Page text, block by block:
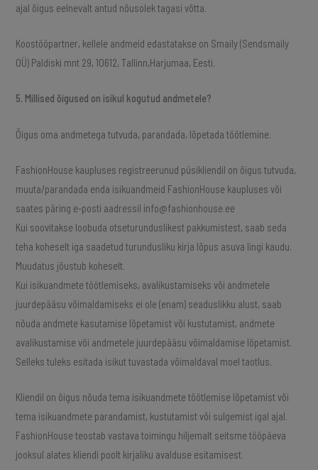
ajal õigus eelnevalt antud nõusolek tagasi võtta.
Koostööpartner, kellele andmeid edastatakse on Smaily (Sendsmaily
OÜ) Paldiski mnt 29, 10612, Tallinn,Harjumaa, Eesti.
5. Millised õigused on isikul kogutud andmetele?
Õigus oma andmetega tutvuda, parandada, lõpetada töötlemine.
FashionHouse kaupluses registreerunud püsikliendil on õigus tutvuda,
muuta/parandada enda isikuandmeid FashionHouse kaupluses või
saates päring e-posti aadressil info@fashionhouse.ee
Kui soovitakse loobuda otseturunduslikest pakkumistest, saab seda
teha koheselt iga saadetud turundusliku kirja lõpus asuva lingi kaudu.
Muudatus jõustub koheselt.
Kui isikuandmete töötlemiseks, avalikustamiseks või andmetele
juurdepääsu võimaldamiseks ei ole (enam) seaduslikku alust, saab
nõuda andmete kasutamise lõpetamist või kustutamist, andmete
avalikustamise või andmetele juurdepääsu võimaldamise lõpetamist.
Selleks tuleks esitada isikut tuvastada võimaldaval moel taotlus.
Kliendil on õigus nõuda tema isikuandmete töötlemise lõpetamist või
tema isikuandmete parandamist, kustutamist või sulgemist igal ajal.
FashionHouse teostab vastava toimingu hiljemalt seitsme tööpäeva
jooksul alates kliendi poolt kirjaliku avalduse esitamisest.